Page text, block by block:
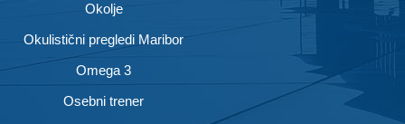
Okolje
Okulistični pregledi Maribor
Omega 3
Osebni trener